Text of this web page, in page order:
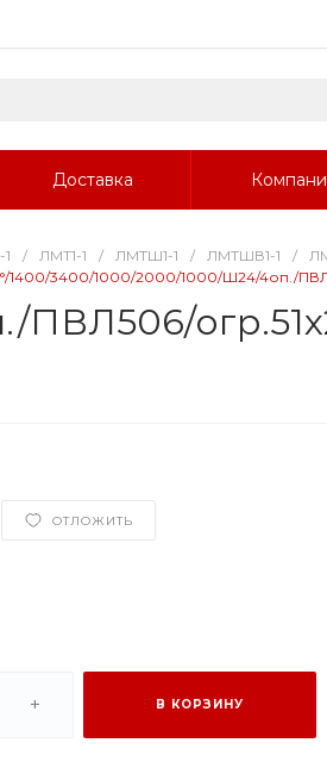
Доставка
/ ЛМТ1-1 / ЛМТШ1-1 / ЛМТШВ1-1 /
1400/3400/1000/2000/1000/Ш24/4оп./
ПВЛ506/
ОТЛОЖИТЬ
+ В КОРЗИНУ